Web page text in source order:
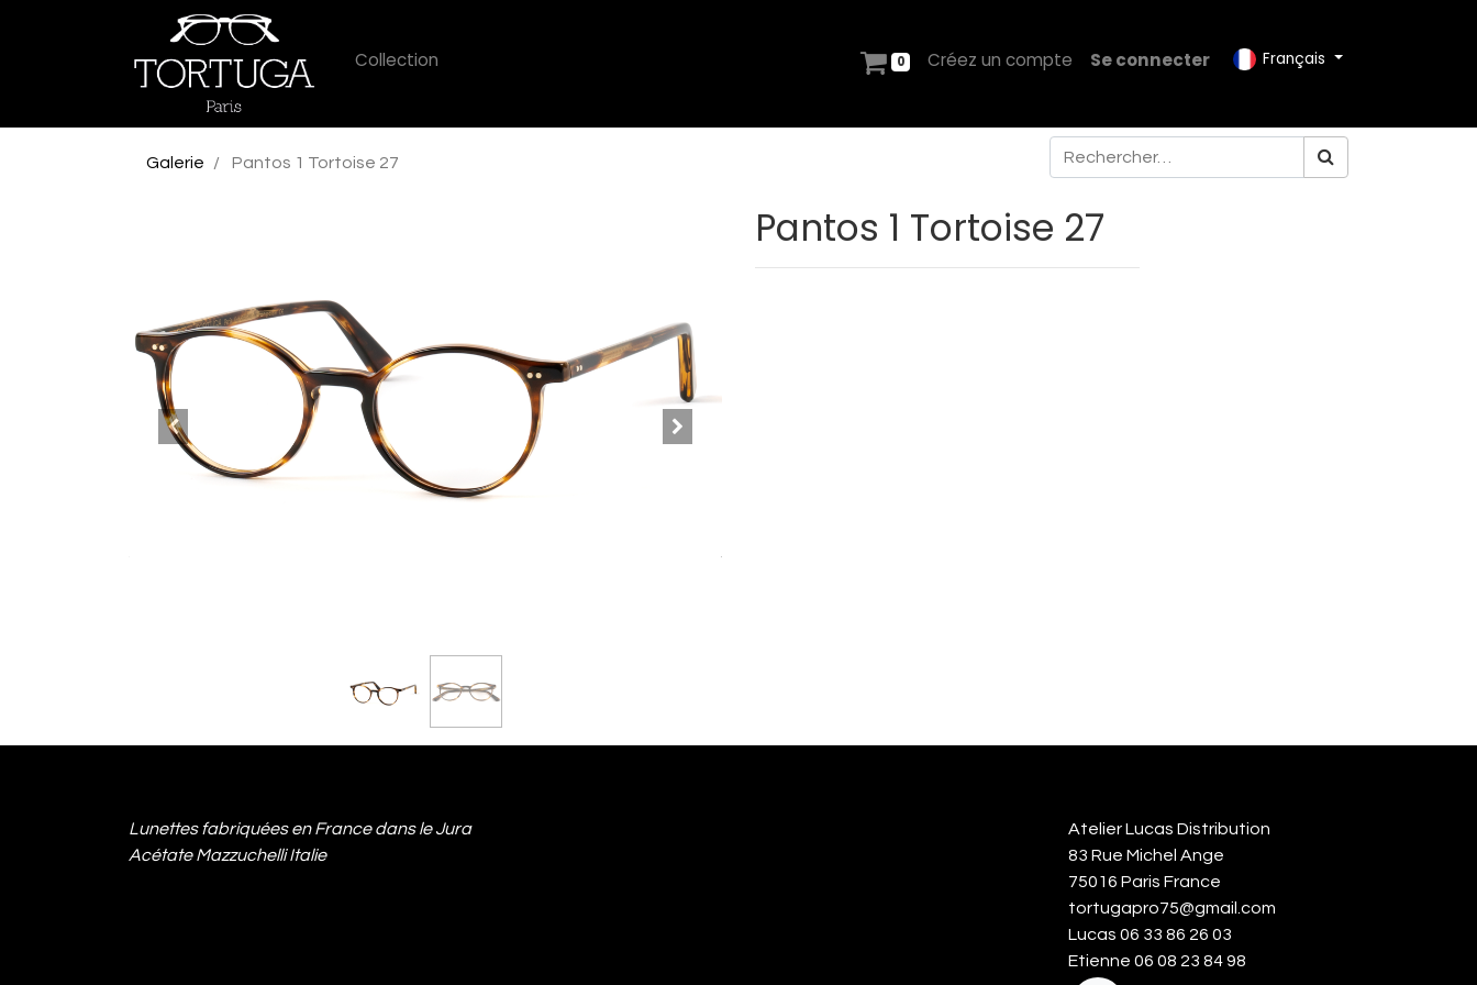
Collection 0 Créez un compte Se connecter Français
Galerie Pantos 1 Tortoise 27
Pantos 1 Tortoise 27
Lunettes fabriquées en France dans le Jura
Acétate Mazzuchelli Italie
Atelier Lucas Distribution
83 Rue Michel Ange
75016 Paris France
tortugapro75@gmail.com
Lucas 06 33 86 26 03
Etienne 06 08 23 84 98